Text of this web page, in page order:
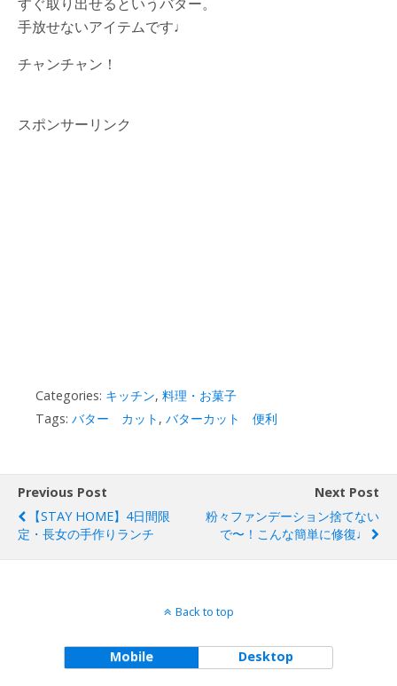
手放せないアイテムです♩
チャンチャン！
スポンサーリンク
Categories: キッチン, 料理・お菓子
Tags: バター カット , バターカット 便利
Previous Post
【STAY HOME】4日間限
定・長女の手作りランチ
Next Post
粉々ファンデーション捨てない
で〜！こんな簡単に修復♩
Back to top
Mobile Desktop